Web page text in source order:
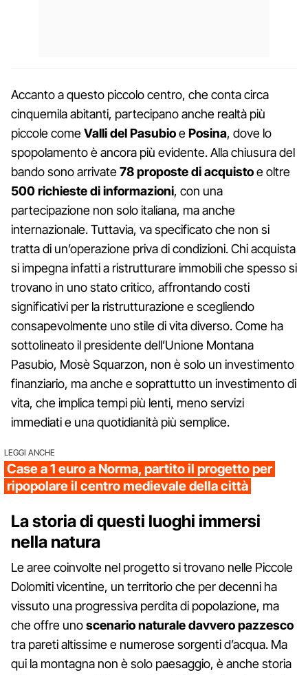
Accanto a questo piccolo centro, che conta circa
cinquemila abitanti, partecipano anche realtà più
piccole comeValli del PasubioePosina, dove lo
spopolamento è ancora più evidente. Alla chiusura del
bando sono arrivate78 proposte di acquistoe oltre
500 richieste di informazioni, con una
partecipazione non solo italiana, ma anche
internazionale. Tuttavia, va specificato che non si
tratta di un’operazione priva di condizioni. Chi acquista
si impegna infatti a ristrutturare immobili che spesso si
trovano in uno stato critico, affrontando costi
significativi per la ristrutturazione e scegliendo
consapevolmente uno stile di vita diverso. Come ha
sottolineato il presidente dell’Unione Montana
Pasubio, Mosè Squarzon, non è solo un investimento
finanziario, ma anche e soprattutto un investimento di
vita, che implica tempi più lenti, meno servizi
immediati e una quotidianità più semplice.
LEGGI ANCHE
Case a 1 euro a Norma, partito il progetto per
ripopolare il centro medievale della città
La storia di questi luoghi immersi
nella natura
Le aree coinvolte nel progetto si trovano nelle Piccole
Dolomiti vicentine, un territorio che per decenni ha
vissuto una progressiva perdita di popolazione, ma
che offre unoscenario naturale davvero pazzesco
tra pareti altissime e numerose sorgenti d’acqua. Ma
qui la montagna non è solo paesaggio, è anche storia